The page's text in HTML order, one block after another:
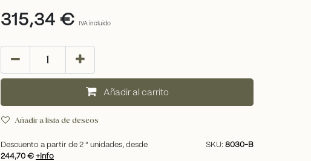
315,34 € IVA incluido
añadir al carrito
Añadir a lista de deseos
Descuento a partir de 2 ª unidades, desde
244,70 € +info
SKU: 8030-B